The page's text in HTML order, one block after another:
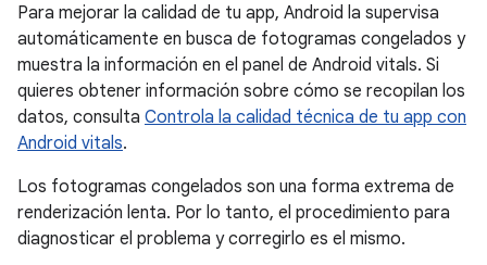
Para mejorar la calidad de tu app, Android la supervisa
automáticamente en busca de fotogramas congelados y
muestra la información en el panel de Android vitals. Si
quieres obtener información sobre cómo se recopilan los
datos, consulta Controla la calidad técnica de tu app con
Android vitals.
Los fotogramas congelados son una forma extrema de
renderización lenta. Por lo tanto, el procedimiento para
diagnosticar el problema y corregirlo es el mismo.